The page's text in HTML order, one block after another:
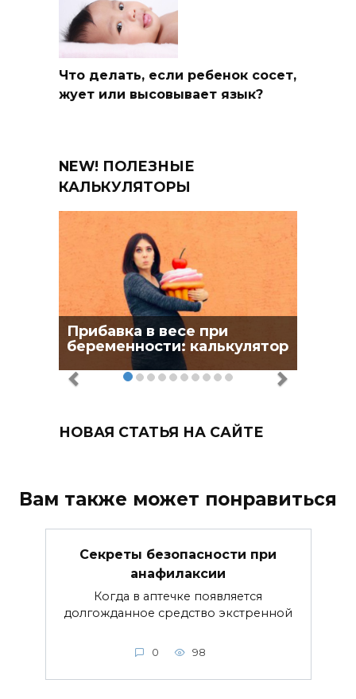
Что делать, если ребенок сосет,
жует или высовывает язык?
NEW! ПОЛЕЗНЫЕ
КАЛЬКУЛЯТОРЫ
Прибавка в весе при
беременности: калькулятор
НОВАЯ СТАТЬЯ НА САЙТЕ
Вам также может понравиться
Секреты безопасности при
анафилаксии
Когда в аптечке появляется
долгожданное средство экстренной
0 98